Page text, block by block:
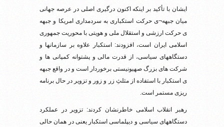
ایشان با تأکید بر اینکه اکنون درگیری اصلی در عرصه جهانی
میان جبهه¬ی حرکت استکباری به سردمداری امریکا و جبهه
ی حرکت ارزشی و استقلال ملی و هویتی با محوریت جمهوری
اسلامی ایران است، افزودند: استکبار علاوه بر سازمانها و
دستگاههای سیاسی، از قدرت مالی و پشتوانه کمپانی ها و
شرکت های بزرگ صهیونیستی برخوردار است و در واقع جبهه
ی استکبار با استفاده از مثلثِ زر و زور و تزویر در حال برنامه
ریزی مستمر است.
رهبر انقلاب اسلامی خاطرنشان کردند: تزویر در عملکرد
دستگاههای سیاسی و دیپلماسی استکبار یعنی در همان حالی